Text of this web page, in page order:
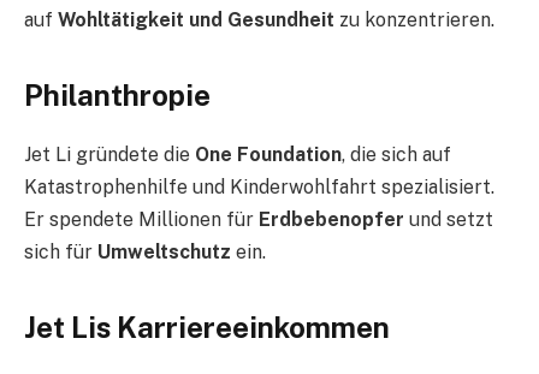
auf Wohltätigkeit und Gesundheit zu konzentrieren.
Philanthropie
Jet Li gründete die One Foundation, die sich auf
Katastrophenhilfe und Kinderwohlfahrt spezialisiert.
Er spendete Millionen für Erdbebenopfer und setzt
sich für Umweltschutz ein.
Jet Lis Karriereeinkommen